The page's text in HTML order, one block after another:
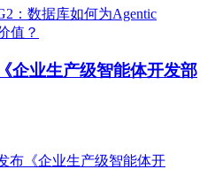
企业生产级智能体开发部